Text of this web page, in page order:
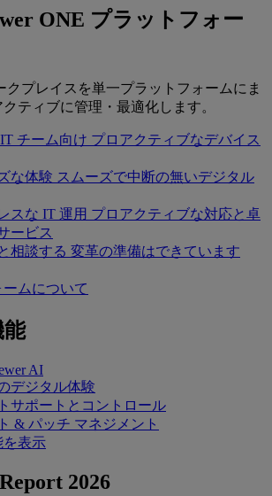
ONE プラットフォー
クプレイスを単一プラットフォームにま
ティブに管理・最適化します。
チーム向け プロアクティブなデバイス
な体験 スムーズで中断の無いデジタル
スな IT 運用 プロアクティブな対応と卓
ービス
相談する 変革の準備はできています
ムについて
AI
デジタル体験
サポートとコントロール
& パッチ マネジメント
を表示
2026